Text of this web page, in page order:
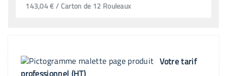
143,04 € / Carton de 12 Rouleaux
Votre tarif
professionnel (HT)